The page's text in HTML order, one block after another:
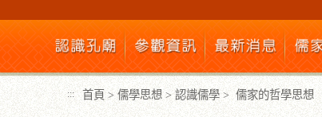
主
要
內
容
::: 首頁 > 儒學思想 > 認識儒學 > 儒家的哲學思想